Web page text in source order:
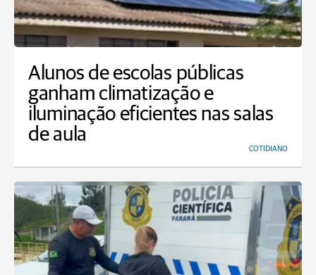
Alunos de escolas públicas
ganham climatização e
iluminação eficientes nas salas
de aula
COTIDIANO